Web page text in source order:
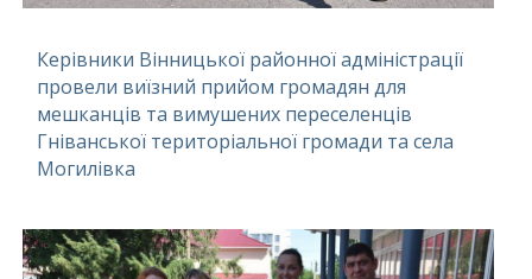
Керівники Вінницької районної адміністрації
провели виїзний прийом громадян для
мешканців та вимушених переселенців
Гніванської територіальної громади та села
Могилівка